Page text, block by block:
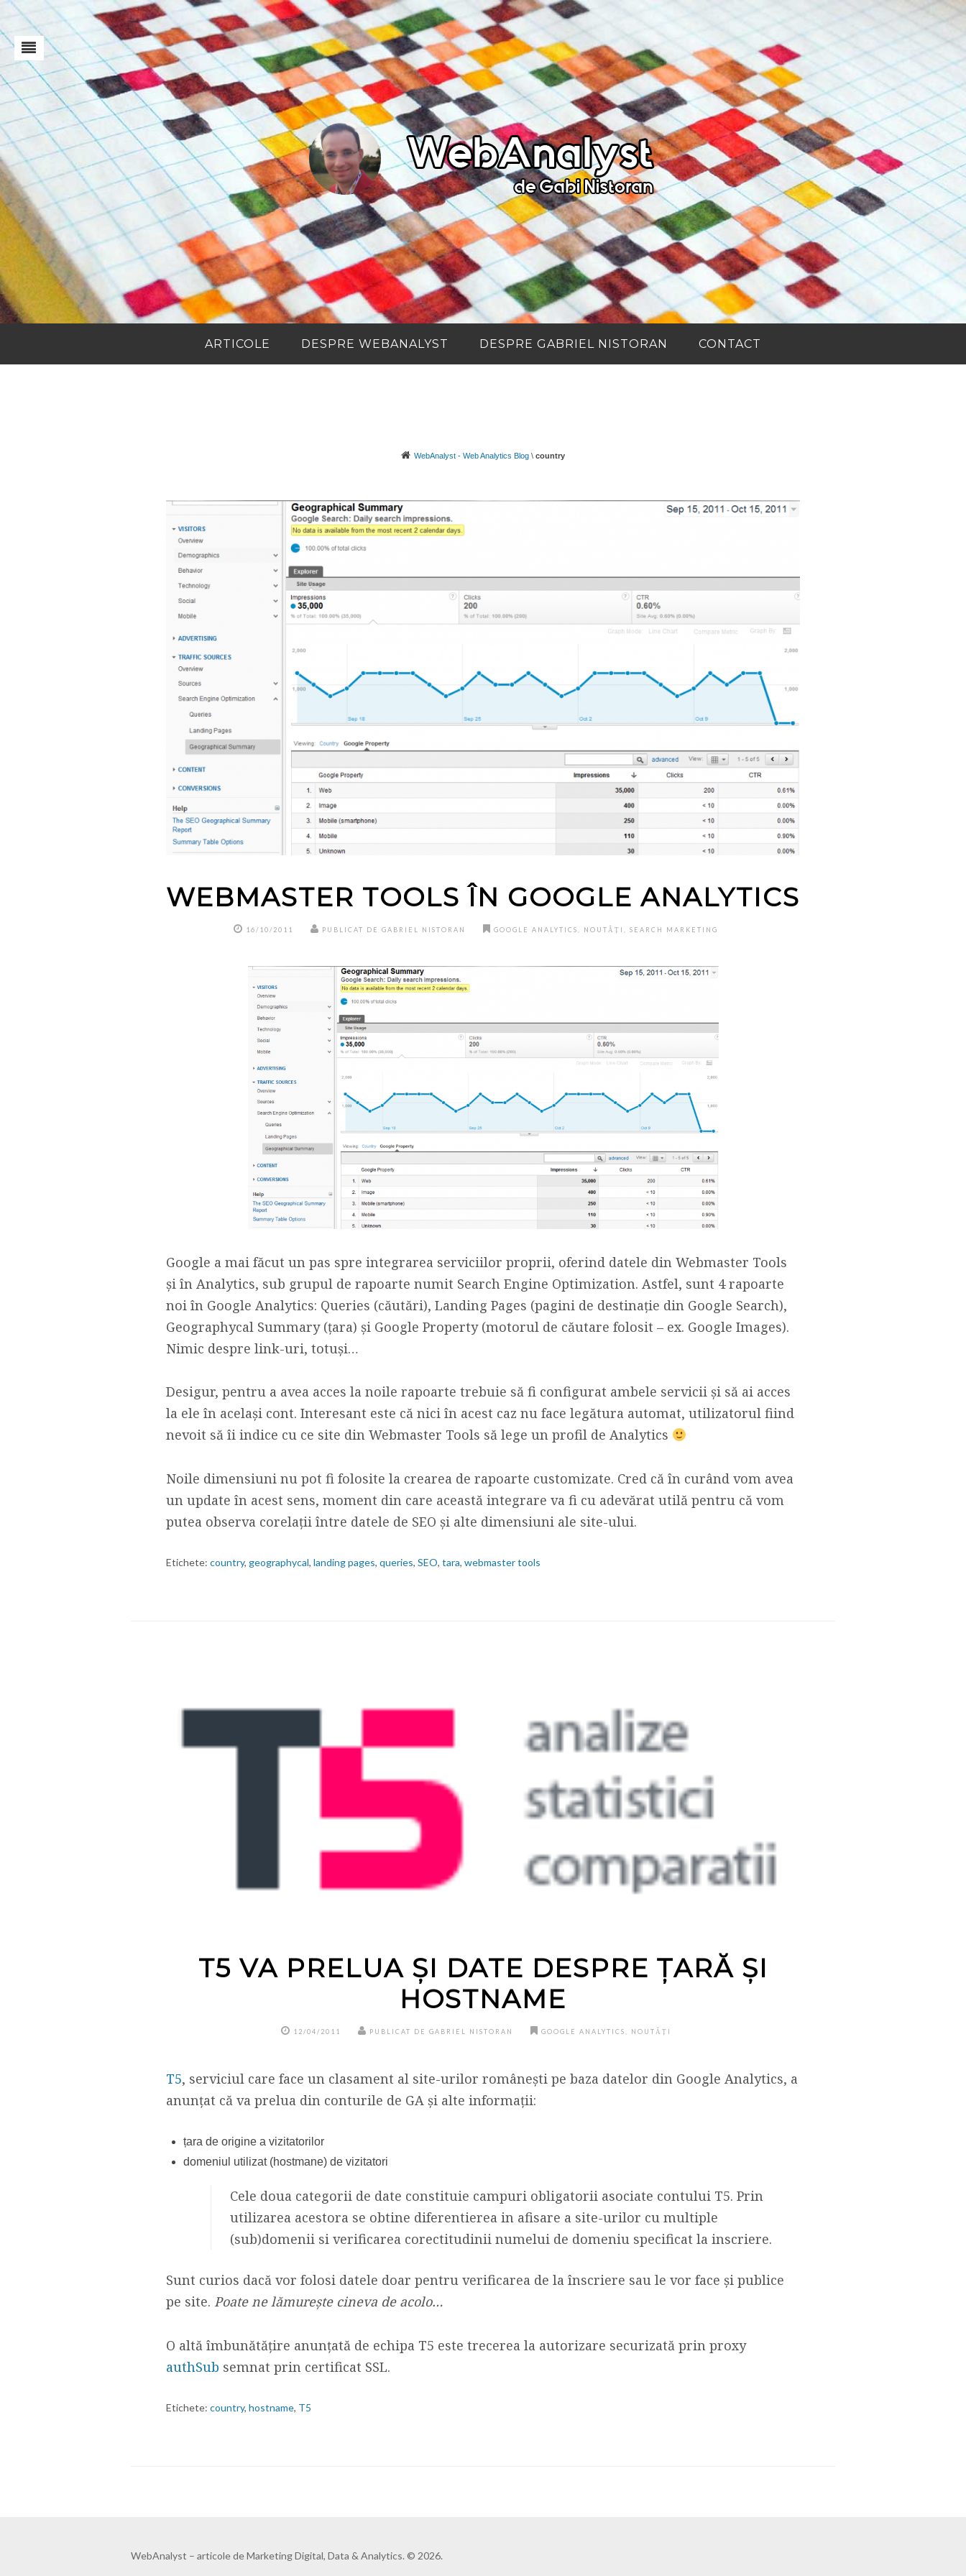
ARTICOLE DESPRE WEBANALYST DESPRE GABRIEL NISTORAN CONTACT
WebAnalyst - Web Analytics Blog \ country
WEBMASTER TOOLS ÎN GOOGLE ANALYTICS
16/10/2011 PUBLICAT DE GABRIEL NISTORAN GOOGLE ANALYTICS NOUTĂȚI SEARCH MARKETING
Google a mai făcut un pas spre integrarea serviciilor proprii, oferind datele din Webmaster Tools
și în Analytics, sub grupul de rapoarte numit Search Engine Optimization. Astfel, sunt 4 rapoarte
noi în Google Analytics: Queries (căutări), Landing Pages (pagini de destinație din Google Search),
Geographycal Summary (țara) și Google Property (motorul de căutare folosit – ex. Google Images).
Nimic despre link-uri, totuși…
Desigur, pentru a avea acces la noile rapoarte trebuie să fi configurat ambele servicii și să ai acces
la ele în același cont. Interesant este că nici în acest caz nu face legătura automat, utilizatorul fiind
nevoit să îi indice cu ce site din Webmaster Tools să lege un profil de Analytics
Noile dimensiuni nu pot fi folosite la crearea de rapoarte customizate. Cred că în curând vom avea
un update în acest sens, moment din care această integrare va fi cu adevărat utilă pentru că vom
putea observa corelații între datele de SEO și alte dimensiuni ale site-ului.
Etichete: country, geographycal, landing pages, queries, SEO, tara, webmaster tools
T5 VA PRELUA ȘI DATE DESPRE ȚARĂ ȘI
HOSTNAME
12/04/2011 PUBLICAT DE GABRIEL NISTORAN GOOGLE ANALYTICS, NOUTĂȚI
T5, serviciul care face un clasament al site-urilor românești pe baza datelor din Google Analytics, a
anunțat că va prelua din conturile de GA și alte informații:
țara de origine a vizitatorilor
domeniul utilizat (hostmane) de vizitatori
Cele doua categorii de date constituie campuri obligatorii asociate contului T5. Prin
utilizarea acestora se obtine diferentierea in afisare a site-urilor cu multiple
(sub)domenii si verificarea corectitudinii numelui de domeniu specificat la inscriere.
Sunt curios dacă vor folosi datele doar pentru verificarea de la înscriere sau le vor face și publice
pe site. Poate ne lămurește cineva de acolo…
O altă îmbunătățire anunțată de echipa T5 este trecerea la autorizare securizată prin proxy
authSub semnat prin certificat SSL.
Etichete: country, hostname, T5
WebAnalyst – articole de Marketing Digital, Data & Analytics. © 2026.